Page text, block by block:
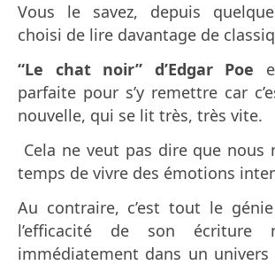
Vous le savez, depuis
choisi de lire davantage de
“Le chat noir” d’Edgar Poe
parfaite pour s’y remettre car
nouvelle, qui se lit très, très vite.
Cela ne veut pas dire que nous
temps de vivre des émotions
Au contraire, c’est tout le génie
l’efficacité de son écriture
immédiatement dans un